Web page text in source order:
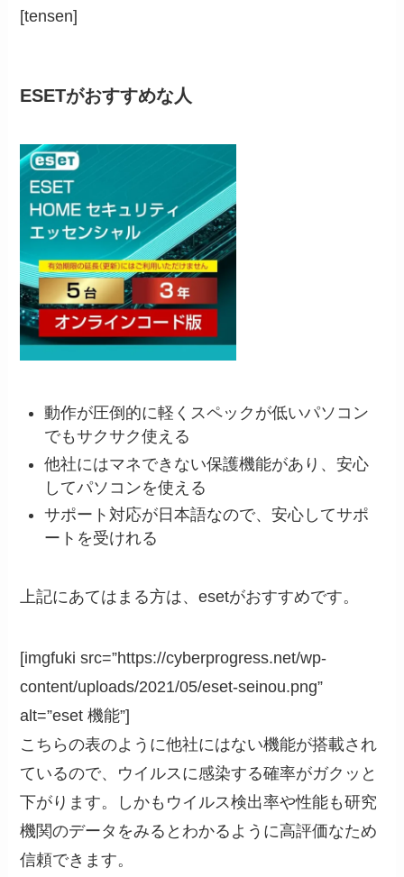
[tensen]
ESETがおすすめな人
動作が圧倒的に軽くスペックが低いパソコン
でもサクサク使える
他社にはマネできない保護機能があり、安心
してパソコンを使える
サポート対応が日本語なので、安心してサポ
ートを受けれる
上記にあてはまる方は、esetがおすすめです。
[imgfuki src=”https://cyberprogress.net/wp-
content/uploads/2021/05/eset-seinou.png”
alt=”eset 機能”]
こちらの表のように他社にはない機能が搭載され
ているので、ウイルスに感染する確率がガクッと
下がります。しかもウイルス検出率や性能も研究
機関のデータをみるとわかるように高評価なため
信頼できます。